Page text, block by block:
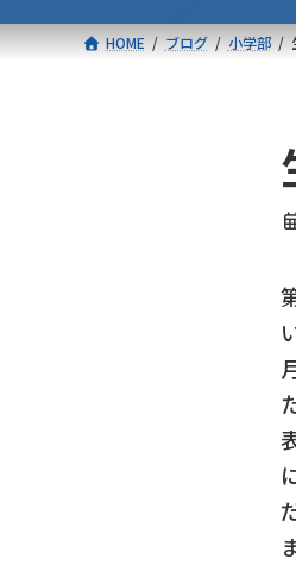
HOME ブログ 小学部